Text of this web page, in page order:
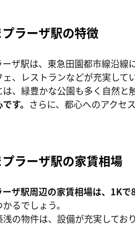
プラーザ駅の特徴
ーザ駅は、東急田園都市線沿
、レストランなどが充実して
、緑豊かな公園も多く自然と
す。 さらに、都心へのアクセ
プラーザ駅の家賃相場
ザ駅周辺の家賃相場は、1Kで
るでしょう。
浅の物件は、設備が充実してお